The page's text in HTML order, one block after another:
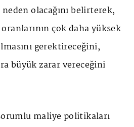
olacağını belirterek,
çok daha yüksek
gerektireceğini,
büyük zarar vereceğini
maliye politikaları